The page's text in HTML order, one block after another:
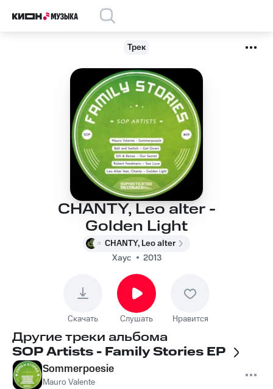
Трек
CHANTY, Leo alter -
Golden Light
CHANTY, Leo alter
Хаус
2013
Скачать Слушать Нравится
Другие треки альбома
SOP Artists - Family Stories EP
Sommerpoesie
Mauro Valente